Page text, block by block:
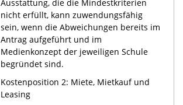
Ausstattung, die die Mindestkriterien
nicht erfüllt, kann zuwendungsfähig
sein, wenn die Abweichungen bereits im
Antrag aufgeführt und im
Medienkonzept der jeweiligen Schule
begründet sind.
Kostenposition 2: Miete, Mietkauf und
Leasing